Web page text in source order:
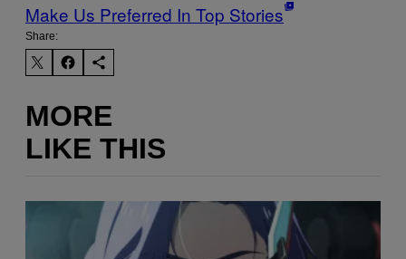
Make Us Preferred In Top Stories
Share:
MORE
LIKE THIS